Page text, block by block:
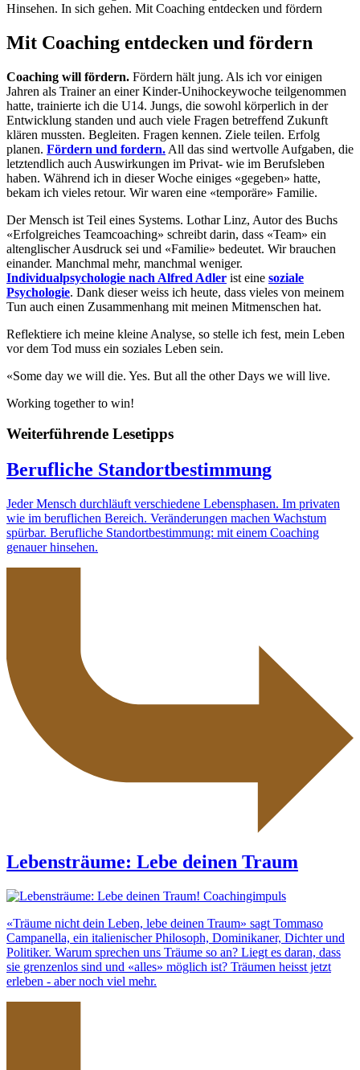
Hinsehen. In sich gehen. Mit Coaching entdecken und fördern
Mit Coaching entdecken und fördern
Coaching will fördern. Fördern hält jung. Als ich vor einigen
Jahren als Trainer an einer Kinder-Unihockeywoche teilgenommen
hatte, trainierte ich die U14. Jungs, die sowohl körperlich in der
Entwicklung standen und auch viele Fragen betreffend Zukunft
klären mussten. Begleiten. Fragen kennen. Ziele teilen. Erfolg
planen. Fördern und fordern. All das sind wertvolle Aufgaben, die
letztendlich auch Auswirkungen im Privat- wie im Berufsleben
haben. Während ich in dieser Woche einiges «gegeben» hatte,
bekam ich vieles retour. Wir waren eine «temporäre» Familie.
Der Mensch ist Teil eines Systems. Lothar Linz, Autor des Buchs
«Erfolgreiches Teamcoaching» schreibt darin, dass «Team» ein
altenglischer Ausdruck sei und «Familie» bedeutet. Wir brauchen
einander. Manchmal mehr, manchmal weniger.
Individualpsychologie nach Alfred Adler ist eine soziale
Psychologie. Dank dieser weiss ich heute, dass vieles von meinem
Tun auch einen Zusammenhang mit meinen Mitmenschen hat.
Reflektiere ich meine kleine Analyse, so stelle ich fest, mein Leben
vor dem Tod muss ein soziales Leben sein.
«Some day we will die. Yes. But all the other Days we will live.
Working together to win!
Weiterführende Lesetipps
Berufliche Standortbestimmung
Jeder Mensch durchläuft verschiedene Lebensphasen. Im privaten
wie im beruflichen Bereich. Veränderungen machen Wachstum
spürbar. Berufliche Standortbestimmung: mit einem Coaching
genauer hinsehen.
Lebensträume: Lebe deinen Traum
«Träume nicht dein Leben, lebe deinen Traum» sagt Tommaso
Campanella, ein italienischer Philosoph, Dominikaner, Dichter und
Politiker. Warum sprechen uns Träume so an? Liegt es daran, dass
sie grenzenlos sind und «alles» möglich ist? Träumen heisst jetzt
erleben - aber noch viel mehr.